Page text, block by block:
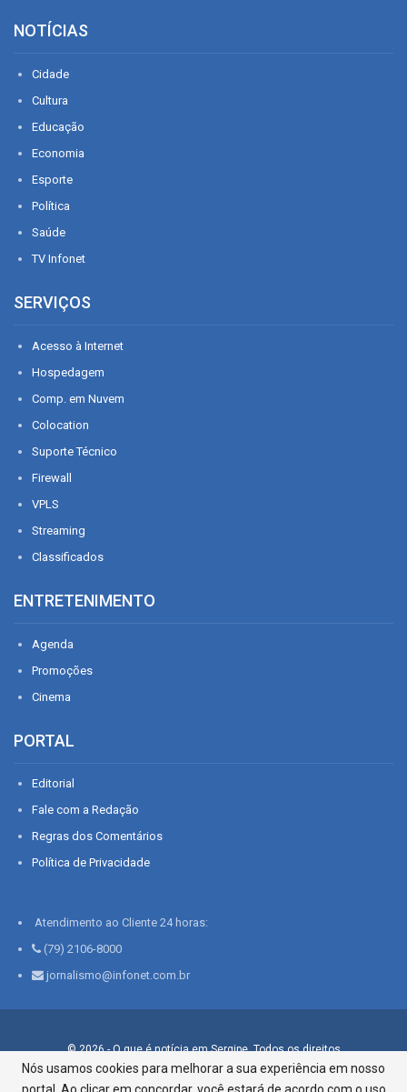
NOTÍCIAS
Cidade
Cultura
Educação
Economia
Esporte
Política
Saúde
TV Infonet
SERVIÇOS
Acesso à Internet
Hospedagem
Comp. em Nuvem
Colocation
Suporte Técnico
Firewall
VPLS
Streaming
Classificados
ENTRETENIMENTO
Agenda
Promoções
Cinema
PORTAL
Editorial
Fale com a Redação
Regras dos Comentários
Política de Privacidade
Atendimento ao Cliente 24 horas:
(79) 2106-8000
jornalismo@infonet.com.br
© 2026 - O que é notícia em Sergipe. Todos os direitos
reservados.
Nós usamos cookies para melhorar a sua experiência em nosso